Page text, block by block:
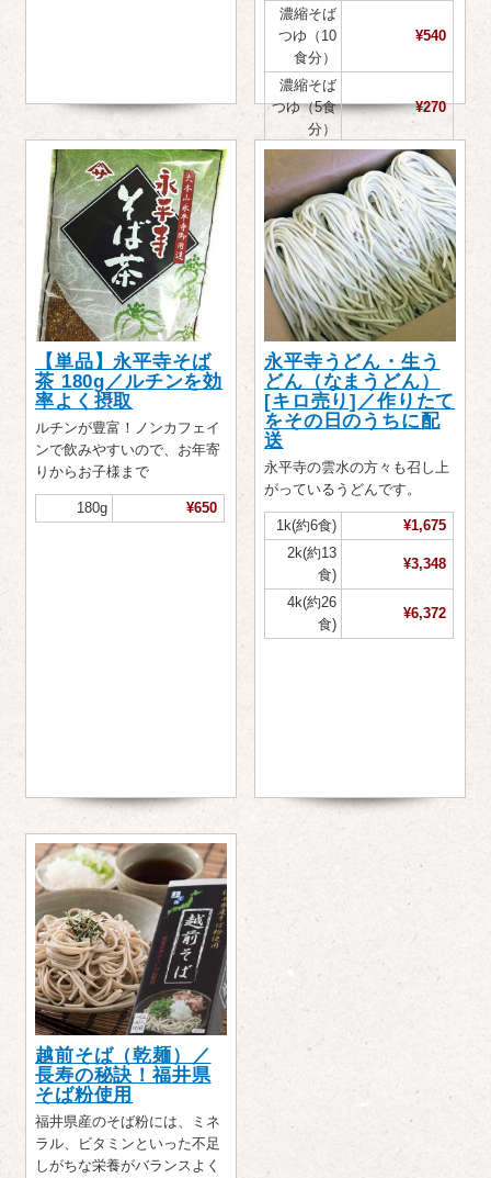
濃縮そば
つゆ（10
食分）
¥540
濃縮そば
つゆ（5食
分）
¥270
【単品】永平寺そば
茶 180g／ルチンを効
率よく摂取
ルチンが豊富！ノンカフェイ
ンで飲みやすいので、お年寄
りからお子様まで
180g ¥650
永平寺うどん・生う
どん（なまうどん）
[キロ売り]／作りたて
をその日のうちに配
送
永平寺の雲水の方々も召し上
がっているうどんです。
1k(約6食)
¥1,675
2k(約13
食)
¥3,348
4k(約26
食)
¥6,372
越前そば（乾麺）／
長寿の秘訣！福井県
そば粉使用
福井県産のそば粉には、ミネ
ラル、ビタミンといった不足
しがちな栄養がバランスよく